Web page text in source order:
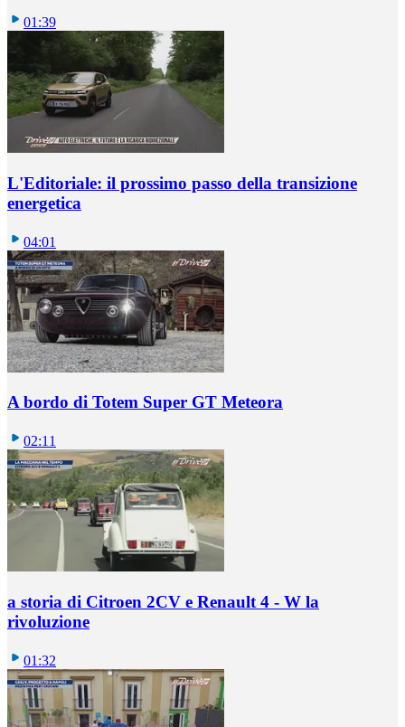
01:39
L'Editoriale: il prossimo passo della transizione
energetica
04:01
A bordo di Totem Super GT Meteora
02:11
a storia di Citroen 2CV e Renault 4 - W la
rivoluzione
01:32